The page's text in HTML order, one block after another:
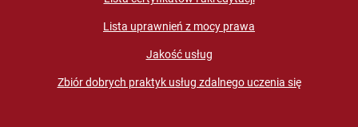
Lista uprawnień z mocy prawa
Jakość usług
Zbiór dobrych praktyk usług zdalnego uczenia się